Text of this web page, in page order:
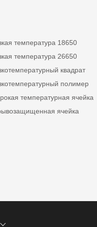
температура 18650
температура 26650
квадрат
полимер
температурная ячейка
ячейка